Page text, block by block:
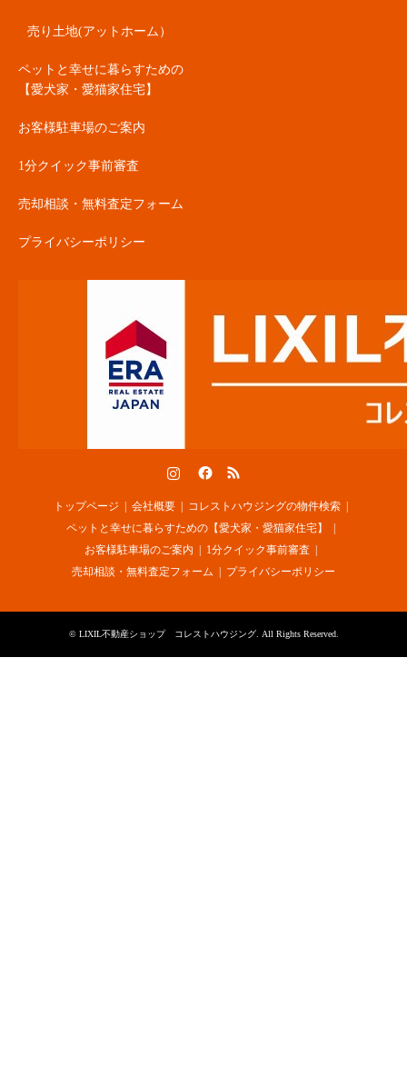
売り土地(アットホーム）
ペットと幸せに暮らすための
【愛犬家・愛猫家住宅】
お客様駐車場のご案内
1分クイック事前審査
売却相談・無料査定フォーム
プライバシーポリシー
トップページ 会社概要
コレストハウジングの物件検索
ペットと幸せに暮らすための【愛犬家・愛猫家住宅】
お客様駐車場のご案内
1分クイック事前審査
売却相談・無料査定フォーム
プライバシーポリシー
© LIXIL不動産ショップ コレストハウジング. All Rights Reserved.